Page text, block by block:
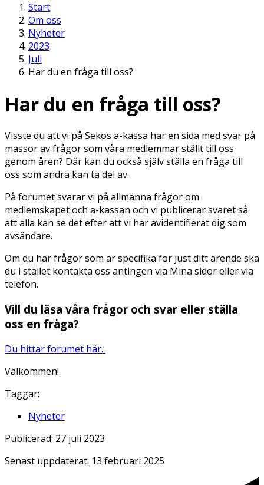
Start
Om oss
Nyheter
2023
Juli
Har du en fråga till oss?
Har du en fråga till oss?
Visste du att vi på Sekos a-kassa har en sida med svar på
massor av frågor som våra medlemmar ställt till oss
genom åren? Där kan du också själv ställa en fråga till
oss som andra kan ta del av.
På forumet svarar vi på allmänna frågor om
medlemskapet och a-kassan och vi publicerar svaret så
att alla kan se det efter att vi har avidentifierat dig som
avsändare.
Om du har frågor som är specifika för just ditt ärende ska
du i stället kontakta oss antingen via Mina sidor eller via
telefon.
Vill du läsa våra frågor och svar eller ställa
oss en fråga?
Du hittar forumet här.
Välkommen!
Taggar:
Nyheter
Publicerad: 27 juli 2023
Senast uppdaterat: 13 februari 2025